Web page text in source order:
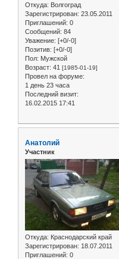
Откуда: Волгоград
Зарегистрирован: 23.05.2011
Приглашений: 0
Сообщений: 84
Уважение: [+0/-0]
Позитив: [+0/-0]
Пол: Мужской
Возраст: 41 [1985-01-19]
Провел на форуме:
1 день 23 часа
Последний визит:
16.02.2015 17:41
Анатолий
Участник
Откуда: Краснодарский край
Зарегистрирован: 18.07.2011
Приглашений: 0